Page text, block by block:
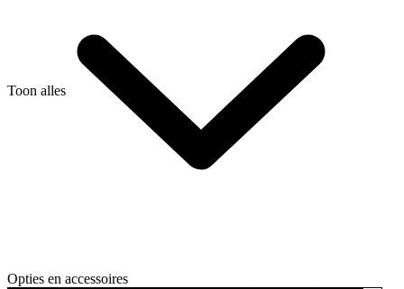
Toon alles
Opties en accessoires